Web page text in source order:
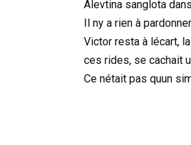
Alevtina sanglota
Il ny a rien à
Victor resta à lécart,
ces rides, se cachait
Ce nétait pas quun